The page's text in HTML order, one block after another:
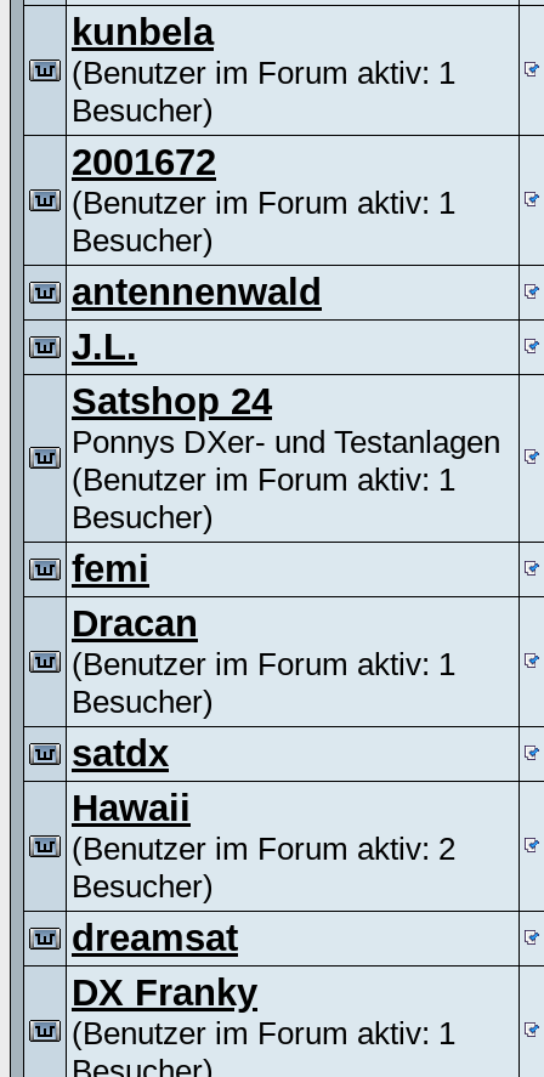
kunbela
(Benutzer im Forum aktiv: 1
Besucher)
2001672
(Benutzer im Forum aktiv: 1
Besucher)
antennenwald
J.L.
Satshop 24
Ponnys DXer- und Testanlagen
(Benutzer im Forum aktiv: 1
Besucher)
femi
Dracan
(Benutzer im Forum aktiv: 1
Besucher)
satdx
Hawaii
(Benutzer im Forum aktiv: 2
Besucher)
dreamsat
DX Franky
(Benutzer im Forum aktiv: 1